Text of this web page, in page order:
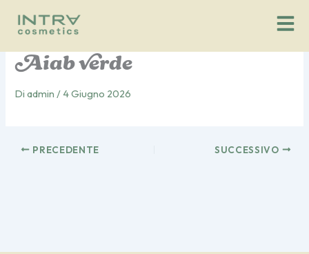
Aiab verde
Diadmin/4 Giugno 2026
PRECEDENTE SUCCESSIVO